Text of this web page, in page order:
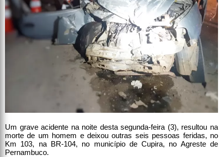
Um grave acidente na noite desta segunda-feira (3), resultou na
morte de um homem e deixou outras seis pessoas feridas, no
Km 103, na BR-104, no município de Cupira, no Agreste de
Pernambuco.